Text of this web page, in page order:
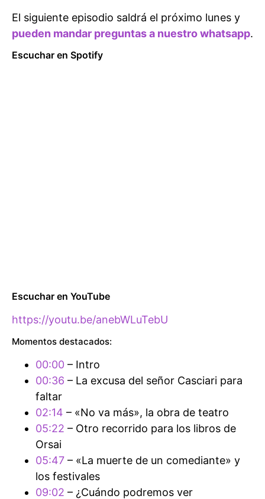
El siguiente episodio saldrá el próximo lunes y
pueden mandar preguntas a nuestro whatsapp.
Escuchar en Spotify
Escuchar en YouTube
https://youtu.be/anebWLuTebU
Momentos destacados:
00:00 – Intro
00:36 – La excusa del señor Casciari para
faltar
02:14 – «No va más», la obra de teatro
05:22 – Otro recorrido para los libros de
Orsai
05:47 – «La muerte de un comediante» y
los festivales
09:02 – ¿Cuándo podremos ver